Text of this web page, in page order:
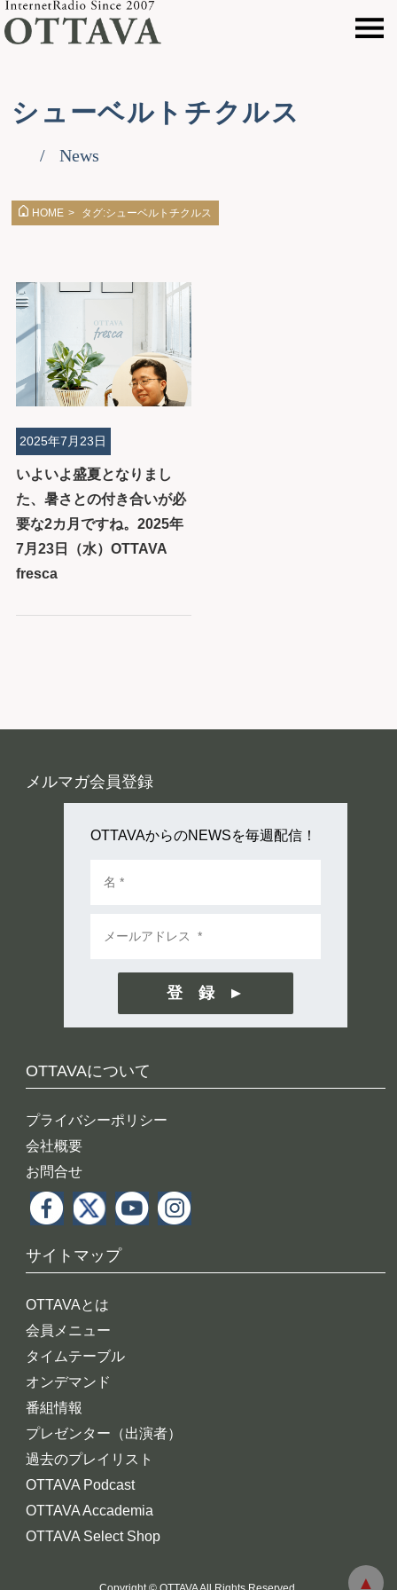
シューベルトチクルス
News
HOME > タグ:シューベルトチクルス
いよいよ盛夏となりまし
た、暑さとの付き合いが必
要な2カ月ですね。2025年
7月23日（水）OTTAVA
fresca
2025年7月23日
OTTAVAについて
プライバシーポリシー
会社概要
お問合せ
サイトマップ
OTTAVAとは
会員メニュー
タイムテーブル
オンデマンド
番組情報
プレゼンター（出演者）
過去のプレイリスト
OTTAVA Podcast
OTTAVA Accademia
OTTAVA Select Shop
メルマガ会員登録
OTTAVAからのNEWSを毎週配信！
登 録